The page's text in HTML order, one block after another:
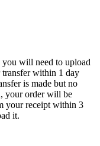
you will need to upload
transfer within 1 day
is made but no
your order will be
your receipt within 3
it.